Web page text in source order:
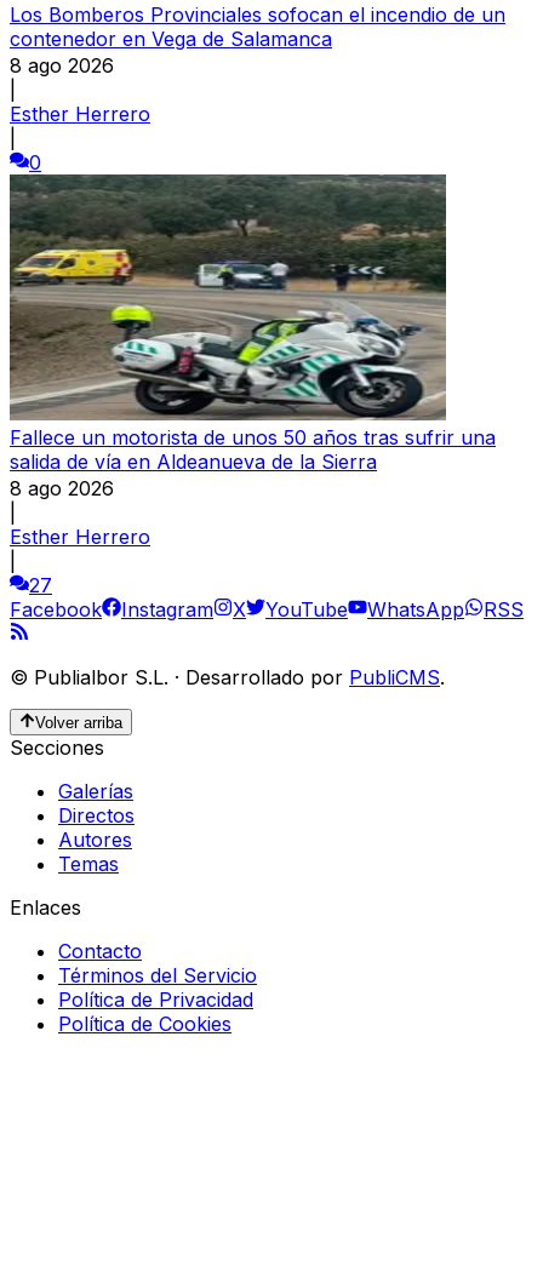
Los Bomberos Provinciales sofocan el incendio de un
contenedor en Vega de Salamanca
8 ago 2026
Esther Herrero
0
Fallece un motorista de unos 50 años tras sufrir una
salida de vía en Aldeanueva de la Sierra
8 ago 2026
Esther Herrero
27
Facebook
Instagram X YouTube WhatsApp RSS
© Publialbor S.L. · Desarrollado por PubliCMS.
Volver arriba
Secciones
Galerías
Directos
Autores
Temas
Enlaces
Contacto
Términos del Servicio
Política de Privacidad
Política de Cookies